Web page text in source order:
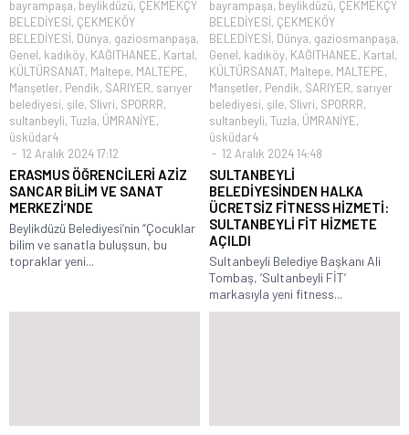
bayrampaşa, beylikdüzü, ÇEKMEKÇY
BELEDİYESİ, ÇEKMEKÖY
BELEDİYESİ, Dünya, gaziosmanpaşa,
Genel, kadıköy, KAĞITHANEE, Kartal,
KÜLTÜRSANAT, Maltepe, MALTEPE,
Manşetler, Pendik, SARIYER, sarıyer
belediyesi, şile, Slivri, SPORRR,
sultanbeyli, Tuzla, ÜMRANİYE,
üsküdar4
12 Aralık 2024 17:12
ERASMUS ÖĞRENCİLERİ AZİZ
SANCAR BİLİM VE SANAT
MERKEZİ’NDE
Beylikdüzü Belediyesi’nin “Çocuklar
bilim ve sanatla buluşsun, bu
topraklar yeni...
bayrampaşa, beylikdüzü, ÇEKMEKÇY
BELEDİYESİ, ÇEKMEKÖY
BELEDİYESİ, Dünya, gaziosmanpaşa,
Genel, kadıköy, KAĞITHANEE, Kartal,
KÜLTÜRSANAT, Maltepe, MALTEPE,
Manşetler, Pendik, SARIYER, sarıyer
belediyesi, şile, Slivri, SPORRR,
sultanbeyli, Tuzla, ÜMRANİYE,
üsküdar4
12 Aralık 2024 14:48
SULTANBEYLİ
BELEDİYESİNDEN HALKA
ÜCRETSİZ FİTNESS HİZMETİ:
SULTANBEYLİ FİT HİZMETE
AÇILDI
Sultanbeyli Belediye Başkanı Ali
Tombaş, ‘Sultanbeyli FİT’
markasıyla yeni fitness...